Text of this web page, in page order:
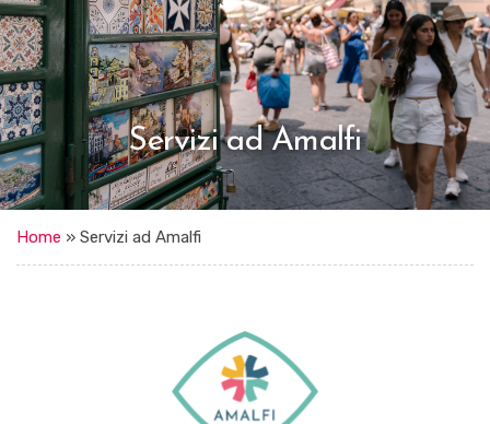
Servizi ad Amalfi
Home » Servizi ad Amalfi